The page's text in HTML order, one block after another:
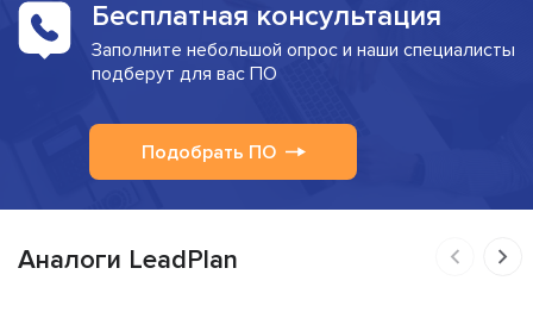
Бесплатная консультация
Заполните небольшой опрос и наши специалисты
подберут для вас ПО
Подобрать ПО
Аналоги LeadPlan